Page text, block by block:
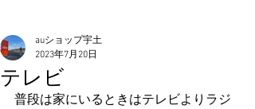
テレビ
auショップ宇土
2023年7月20日
普段は家にいるときはテレビよりラジ